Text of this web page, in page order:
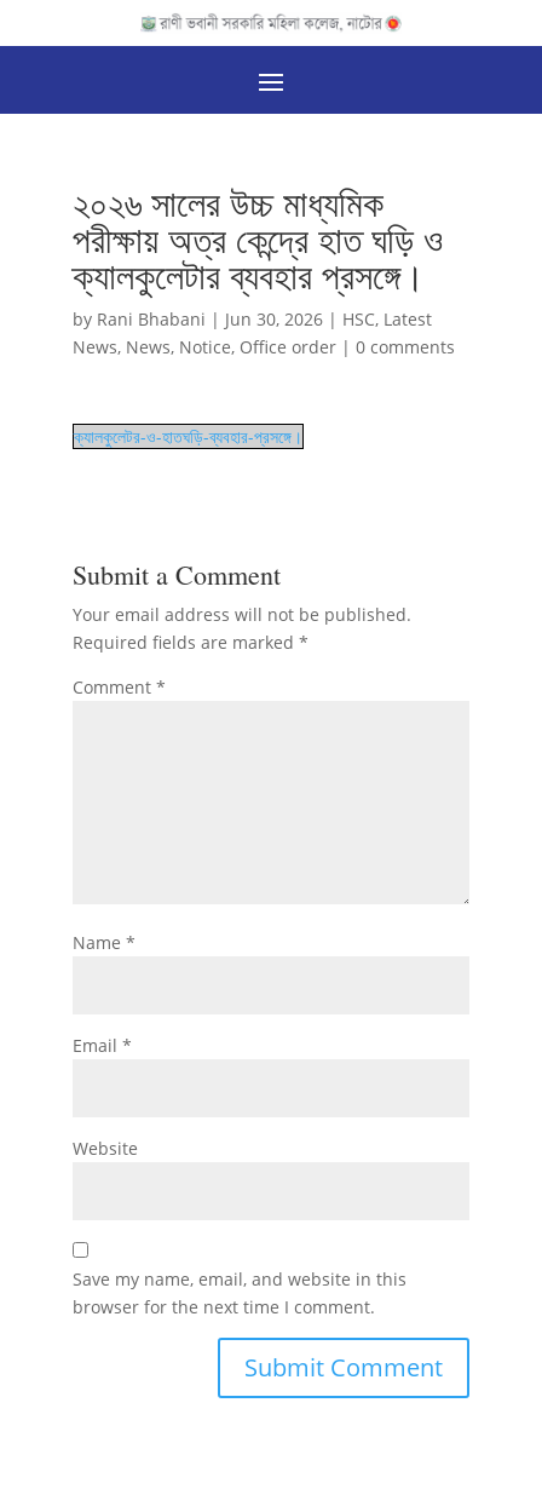
২০২৬ সালের উচ্চ মাধ্যমিক
পরীক্ষায় অত্র কেন্দ্রে হাত ঘড়ি ও
ক্যালকুলেটার ব্যবহার প্রসঙ্গে।
by Rani Bhabani | Jun 30, 2026| HSC, Latest
News, News, Notice, Office order| 0 comments
ক্যালকুলেটর-ও-হাতঘড়ি-ব্যবহার-প্রসঙ্গে।
Submit a Comment
Your email address will not be published.
Required fields are marked *
Comment *
Name *
Email *
Website
Save my name, email, and website in this
browser for the next time I comment.